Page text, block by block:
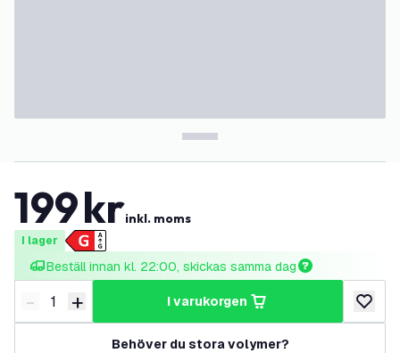
199krinkl. moms
I lager
Beställ innan kl. 22:00, skickas samma dag
Minska antal
- Öka antal
+ i varukorgen
lägg
Behöver du stora volymer?